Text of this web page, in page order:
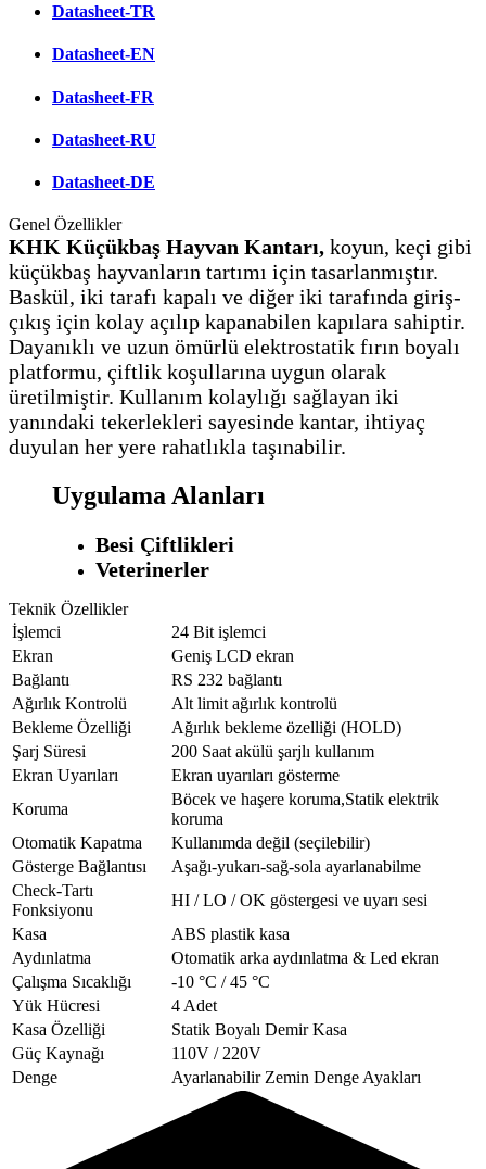
Datasheet-TR
Datasheet-EN
Datasheet-FR
Datasheet-RU
Datasheet-DE
Genel Özellikler
KHK Küçükbaş Hayvan Kantarı, koyun, keçi gibi
küçükbaş hayvanların tartımı için tasarlanmıştır.
Baskül, iki tarafı kapalı ve diğer iki tarafında giriş-
çıkış için kolay açılıp kapanabilen kapılara sahiptir.
Dayanıklı ve uzun ömürlü elektrostatik fırın boyalı
platformu, çiftlik koşullarına uygun olarak
üretilmiştir. Kullanım kolaylığı sağlayan iki
yanındaki tekerlekleri sayesinde kantar, ihtiyaç
duyulan her yere rahatlıkla taşınabilir.
Uygulama Alanları
Besi Çiftlikleri
Veterinerler
Teknik Özellikler
İşlemci
24 Bit işlemci
Ekran
Geniş LCD ekran
Bağlantı
RS 232 bağlantı
Ağırlık Kontrolü
Alt limit ağırlık kontrolü
Bekleme Özelliği
Ağırlık bekleme özelliği (HOLD)
Şarj Süresi
200 Saat akülü şarjlı kullanım
Ekran Uyarıları
Ekran uyarıları gösterme
Koruma
Böcek ve haşere koruma,Statik elektrik
koruma
Otomatik Kapatma
Kullanımda değil (seçilebilir)
Gösterge Bağlantısı
Aşağı-yukarı-sağ-sola ayarlanabilme
Check-Tartı
Fonksiyonu
HI / LO / OK göstergesi ve uyarı sesi
Kasa
ABS plastik kasa
Aydınlatma
Otomatik arka aydınlatma & Led ekran
Çalışma Sıcaklığı
-10 °C / 45 °C
Yük Hücresi
4 Adet
Kasa Özelliği
Statik Boyalı Demir Kasa
Güç Kaynağı
110V / 220V
Denge
Ayarlanabilir Zemin Denge Ayakları